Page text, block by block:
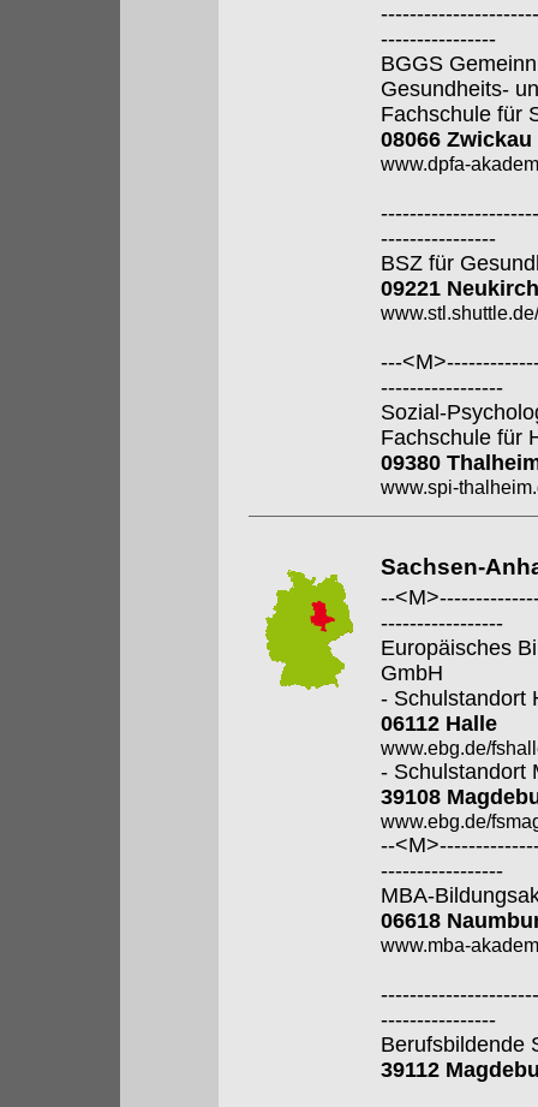
----------------
BGGS
Gesundheits-
Fachschule für
08066 Zwickau
www.dpfa-
----------------
BSZ für
09221
---
-----------------
Sozial-
Fachschule für
09380
www.spi-
Sachsen-
--
-----------------
Europäisches
GmbH
- Schulstandort
06112 Halle
www.ebg.de/
- Schulstandort
39108
www.ebg.de/
--
-----------------
MBA-
06618
www.mba-
----------------
Berufsbildende
39112